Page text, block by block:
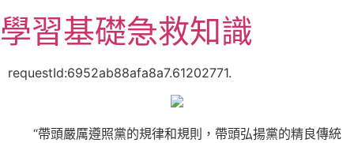
至
主
學習基礎急救知識
requestId:6952ab88afa8a7.61202771.
“帶頭嚴厲遵照黨的規律和規則，帶頭弘揚黨的精良傳統